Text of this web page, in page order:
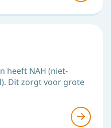
heeft NAH (niet-
Dit zorgt voor grote